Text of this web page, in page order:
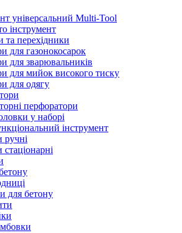
універсальний Multi-Tool
інструмент
та перехідники
для газонокосарок
для зварювальників
для мийок високого тиску
для одягу
перфоратори
у наборі
інструмент
ручні
для бетону